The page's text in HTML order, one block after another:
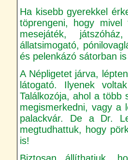
Ha kisebb gyerekkel
töprengeni, hogy
mesejáték,
állatsimogató,
és pelenkázó sátorban
A Népligetet járva,
látogató. Ilyenek
Találkozója, ahol a több
megismerkedni, vagy a
palackvár. De a Dr.
megtudhattuk, hogy
is!